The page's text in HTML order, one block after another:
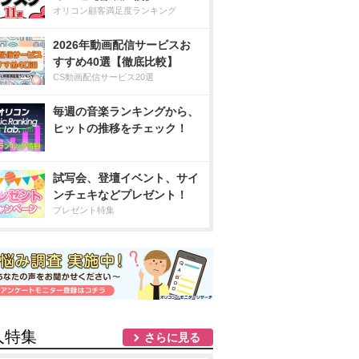
オリコン顧客満足度ランキング
2026年動画配信サービスお
すすめ40選【徹底比較】
CS動画配信サービス20選
毎週の音楽ランキングから、
ヒットの推移をチェック！
試写会、登壇イベント、サイ
ンチェキなどプレゼント！
プレゼント特集
特集 さらに見る